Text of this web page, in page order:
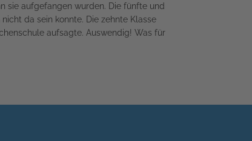
sie aufgefangen wurden. Die fünfte und
da sein konnte. Die zehnte Klasse
aufsagte. Auswendig! Was für